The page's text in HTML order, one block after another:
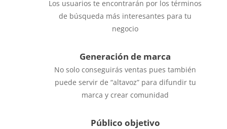
Los usuarios te encontrarán por los términos
de búsqueda más interesantes para tu
negocio
Generación de marca
No solo conseguirás ventas pues también
puede servir de “altavoz” para difundir tu
marca y crear comunidad
Público objetivo